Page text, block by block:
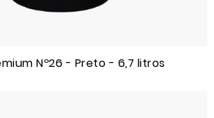
Nº26 - Preto - 6,7 litros